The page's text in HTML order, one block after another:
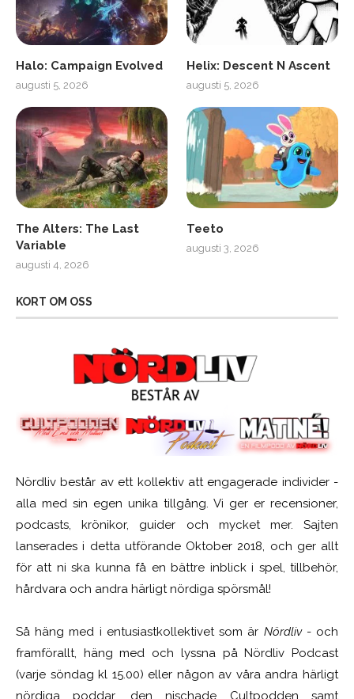
Halo: Campaign Evolved
augusti 5, 2026
Helix: Descent N Ascent
augusti 5, 2026
The Alters: The Last
Variable
augusti 4, 2026
Teeto
augusti 3, 2026
KORT OM OSS
Nördliv består av ett kollektiv att engagerade individer -
alla med sin egen unika tillgång. Vi ger er recensioner,
podcasts, krönikor, guider och mycket mer. Sajten
lanserades i detta utförande Oktober 2018, och ger allt
för att ni ska kunna få en bättre inblick i spel, tillbehör,
hårdvara och andra härligt nördiga spörsmål!
Så häng med i entusiastkollektivet som är Nördliv- och
framförallt, häng med och lyssna på Nördliv Podcast
(varje söndag kl 15.00) eller någon av våra andra härligt
nördiga poddar, den nischade Cultpodden samt